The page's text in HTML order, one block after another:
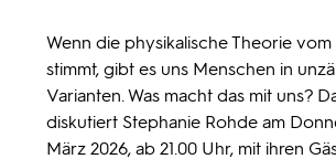
Wenn die physikalische Theorie
stimmt, gibt es uns Menschen in
Varianten. Was macht das mit uns?
diskutiert Stephanie Rohde am
März 2026, ab 21.00 Uhr, mit ihren